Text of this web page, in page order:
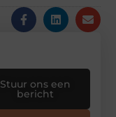
Stuur ons een
bericht